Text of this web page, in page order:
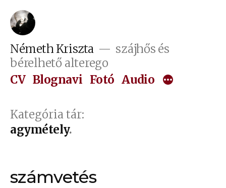
Tartalomhoz
Németh Kriszta
szájhős és
bérelhető alterego
CV Blognavi Fotó Audio
Kategória tár:
agymétely
számvetés